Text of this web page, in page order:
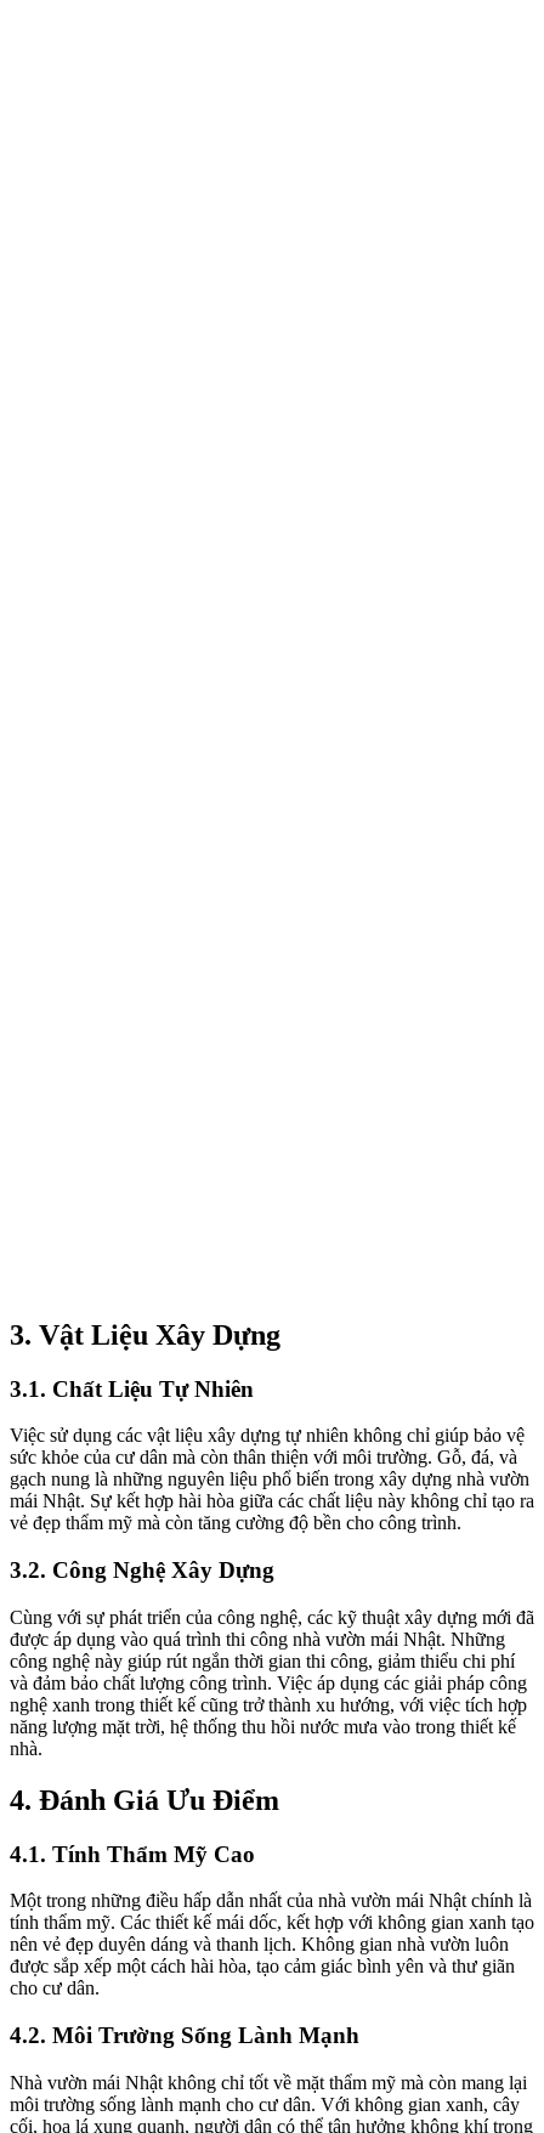
3. Vật Liệu Xây Dựng
3.1. Chất Liệu Tự Nhiên
Việc sử dụng các vật liệu xây dựng tự nhiên không chỉ giúp bảo vệ
sức khỏe của cư dân mà còn thân thiện với môi trường. Gỗ, đá, và
gạch nung là những nguyên liệu phổ biến trong xây dựng nhà vườn
mái Nhật. Sự kết hợp hài hòa giữa các chất liệu này không chỉ tạo ra
vẻ đẹp thẩm mỹ mà còn tăng cường độ bền cho công trình.
3.2. Công Nghệ Xây Dựng
Cùng với sự phát triển của công nghệ, các kỹ thuật xây dựng mới đã
được áp dụng vào quá trình thi công nhà vườn mái Nhật. Những
công nghệ này giúp rút ngắn thời gian thi công, giảm thiểu chi phí
và đảm bảo chất lượng công trình. Việc áp dụng các giải pháp công
nghệ xanh trong thiết kế cũng trở thành xu hướng, với việc tích hợp
năng lượng mặt trời, hệ thống thu hồi nước mưa vào trong thiết kế
nhà.
4. Đánh Giá Ưu Điểm
4.1. Tính Thẩm Mỹ Cao
Một trong những điều hấp dẫn nhất của nhà vườn mái Nhật chính là
tính thẩm mỹ. Các thiết kế mái dốc, kết hợp với không gian xanh tạo
nên vẻ đẹp duyên dáng và thanh lịch. Không gian nhà vườn luôn
được sắp xếp một cách hài hòa, tạo cảm giác bình yên và thư giãn
cho cư dân.
4.2. Môi Trường Sống Lành Mạnh
Nhà vườn mái Nhật không chỉ tốt về mặt thẩm mỹ mà còn mang lại
môi trường sống lành mạnh cho cư dân. Với không gian xanh, cây
cối, hoa lá xung quanh, người dân có thể tận hưởng không khí trong